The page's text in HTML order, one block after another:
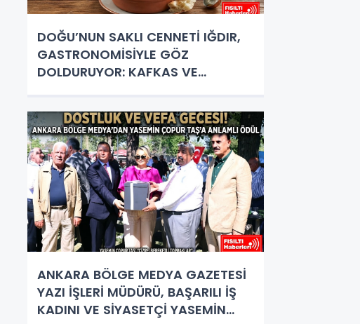
DOĞU’NUN SAKLI CENNETİ IĞDIR,
GASTRONOMİSİYLE GÖZ
DOLDURUYOR: KAFKAS VE
ANKARA BÖLGE MEDYA GAZETESİ
YAZI İŞLERİ MÜDÜRÜ, BAŞARILI İŞ
KADINI VE SİYASETÇİ YASEMİN